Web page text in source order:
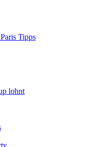
Tipps
lohnt